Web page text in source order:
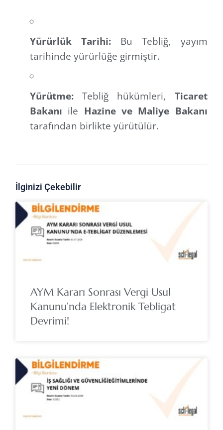
Yürürlük Tarihi: Bu Tebliğ, yayım
tarihinde yürürlüğe girmiştir.
Yürütme:Tebliğ hükümleri, Ticaret
Bakanı ile Hazine ve Maliye Bakanı
tarafından birlikte yürütülür.
İlginizi Çekebilir
AYM Kararı Sonrası Vergi Usul
Kanunu’nda Elektronik Tebligat
Devrimi!